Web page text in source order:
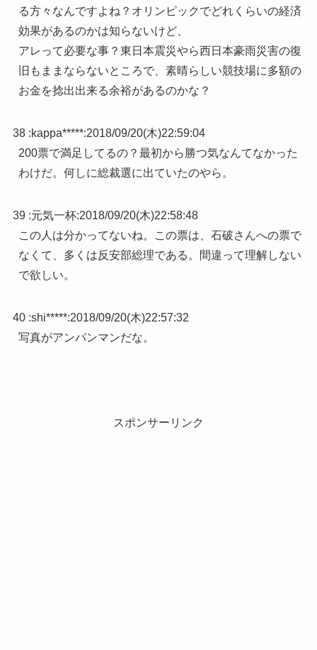
る方々なんですよね？オリンピックでどれくらいの経済
効果があるのかは知らないけど、
アレって必要な事？東日本震災やら西日本豪雨災害の復
旧もままならないところで、素晴らしい競技場に多額の
お金を捻出出来る余裕があるのかな？
38 :kappa*****:2018/09/20(木)22:59:04
200票で満足してるの？最初から勝つ気なんてなかった
わけだ。何しに総裁選に出ていたのやら。
39 :元気一杯:2018/09/20(木)22:58:48
この人は分かってないね。この票は、石破さんへの票で
なくて、多くは反安部総理である。間違って理解しない
で欲しい。
40 :shi*****:2018/09/20(木)22:57:32
写真がアンパンマンだな。
スポンサーリンク